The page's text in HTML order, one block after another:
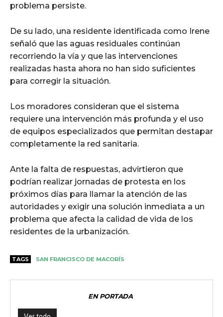
problema persiste.
De su lado, una residente identificada como Irene
señaló que las aguas residuales continúan
recorriendo la vía y que las intervenciones
realizadas hasta ahora no han sido suficientes
para corregir la situación.
Los moradores consideran que el sistema
requiere una intervención más profunda y el uso
de equipos especializados que permitan destapar
completamente la red sanitaria.
Ante la falta de respuestas, advirtieron que
podrían realizar jornadas de protesta en los
próximos días para llamar la atención de las
autoridades y exigir una solución inmediata a un
problema que afecta la calidad de vida de los
residentes de la urbanización.
TAGS SAN FRANCISCO DE MACORÍS
EN PORTADA